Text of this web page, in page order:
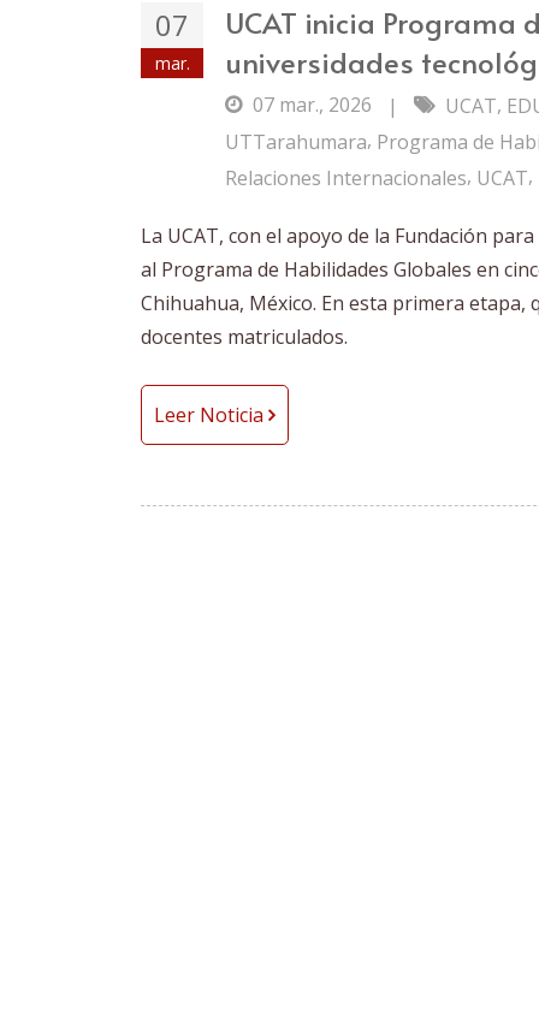
07
mar.
UCAT inicia Programa
universidades
07 mar., 2026 | UCAT,
UTTarahumara, Programa de
Relaciones Internacionales, UCAT,
La UCAT, con el apoyo de la Fundación
al Programa de Habilidades Globales en
Chihuahua, México. En esta primera
docentes matriculados.
Leer Noticia